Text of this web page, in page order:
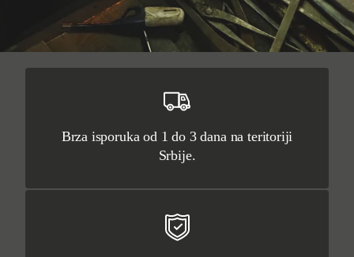
Brza isporuka od 1 do 3 dana na teritoriji
Srbije.